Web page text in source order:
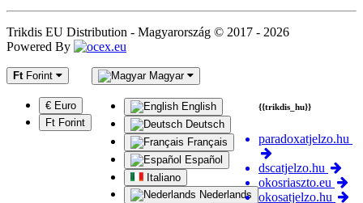
Trikdis EU Distribution - Magyarország © 2017 - 2026
Powered By
Ft Forint
€ Euro
Ft Forint
Magyar
English
Deutsch
Français
Español
Italiano
Nederlands
{{trikdis_hu}}
paradoxatjelzo.hu
dscatjelzo.hu
okosriaszto.eu
okosatjelzo.hu